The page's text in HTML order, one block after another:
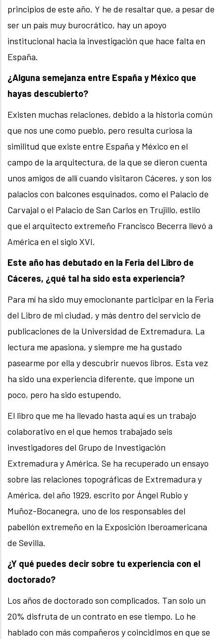
principios de este año. Y he de resaltar que, a pesar de
ser un país muy burocrático, hay un apoyo
institucional hacia la investigación que hace falta en
España.
¿Alguna semejanza entre España y México que
hayas descubierto?
Existen muchas relaciones, debido a la historia común
que nos une como pueblo, pero resulta curiosa la
similitud que existe entre España y México en el
campo de la arquitectura, de la que se dieron cuenta
unos amigos de allí cuando visitaron Cáceres, y son los
palacios con balcones esquinados, como el Palacio de
Carvajal o el Palacio de San Carlos en Trujillo, estilo
que el arquitecto extremeño Francisco Becerra llevó a
América en el siglo XVI.
Este año has debutado en la Feria del Libro de
Cáceres, ¿qué tal ha sido esta experiencia?
Para mí ha sido muy emocionante participar en la Feria
del Libro de mi ciudad, y más dentro del servicio de
publicaciones de la Universidad de Extremadura. La
lectura me apasiona, y siempre me ha gustado
pasearme por ella y descubrir nuevos libros. Esta vez
ha sido una experiencia diferente, que impone un
poco, pero ha sido estupendo.
El libro que me ha llevado hasta aquí es un trabajo
colaborativo en el que hemos trabajado seis
investigadores del Grupo de Investigación
Extremadura y América. Se ha recuperado un ensayo
sobre las relaciones topográficas de Extremadura y
América, del año 1929, escrito por Ángel Rubio y
Muñoz-Bocanegra, uno de los responsables del
pabellón extremeño en la Exposición Iberoamericana
de Sevilla.
¿Y qué puedes decir sobre tu experiencia con el
doctorado?
Los años de doctorado son complicados. Tan solo un
20% disfruta de un contrato en ese tiempo. Lo he
hablado con más compañeros y coincidimos en que se